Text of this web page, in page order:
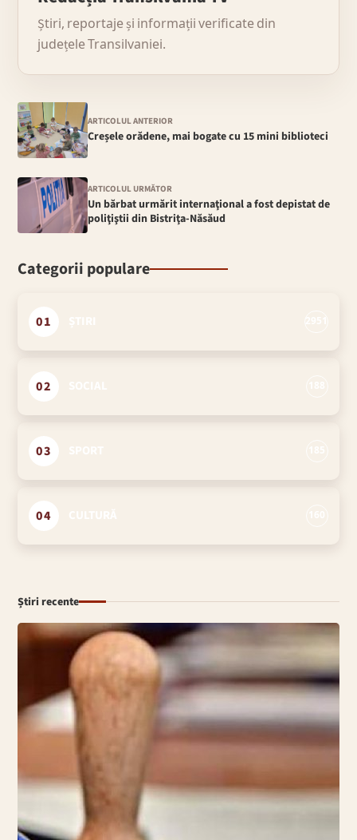
Știri, reportaje și informații verificate din
județele Transilvaniei.
ARTICOLUL ANTERIOR
Creșele orădene, mai bogate cu 15 mini biblioteci
ARTICOLUL URMĂTOR
Un bărbat urmărit internaţional a fost depistat de
poliţiştii din Bistriţa-Năsăud
Categorii populare
01
02
03
04
Știri recente